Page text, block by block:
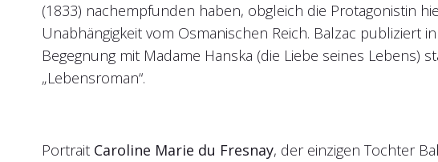
(1833) nachempfunden haben, obgleich die Protagonistin
Unabhängigkeit vom Osmanischen Reich. Balzac publiziert
Begegnung mit Madame Hanska (die Liebe seines
„Lebensroman“.
Portrait Caroline Marie du Fresnay, der einzigen Tochter